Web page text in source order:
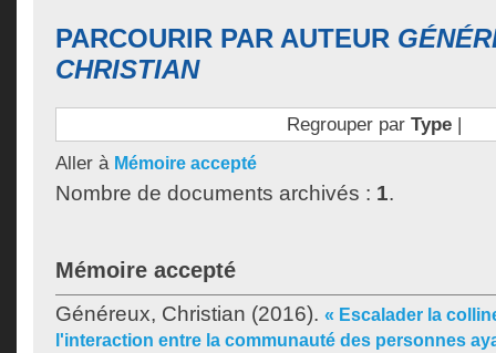
PARCOURIR PAR AUTEUR
CHRISTIAN
Regrouper par Type|
Aller à Mémoire accepté
Nombre de documents archivés : 1.
Mémoire accepté
Généreux, Christian (2016). « Escalader la
l'interaction entre la communauté des personnes